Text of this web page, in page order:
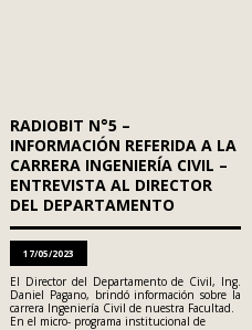
RADIOBIT N°5 –
INFORMACIÓN REFERIDA A LA
CARRERA INGENIERÍA CIVIL –
ENTREVISTA AL DIRECTOR
DEL DEPARTAMENTO
17/05/2023
El Director del Departamento de Civil, Ing.
Daniel Pagano, brindó información sobre la
carrera Ingeniería Civil de nuestra Facultad.
En el micro- programa institucional de